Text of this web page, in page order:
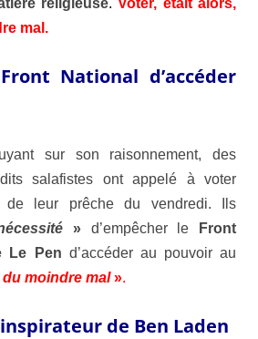
religieuse. Voter, était alors,
mal.
National d’accéder
sur son raisonnement, des
salafistes ont appelé à voter
de leur prêche du vendredi. Ils
»d’empêcher le
Front
Le Pen d’accéder au pouvoir au
du moindre mal».
de Ben Laden